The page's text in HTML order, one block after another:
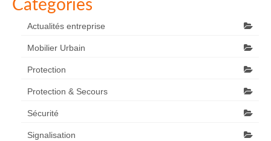
Catégories
Actualités entreprise
Mobilier Urbain
Protection
Protection & Secours
Sécurité
Signalisation